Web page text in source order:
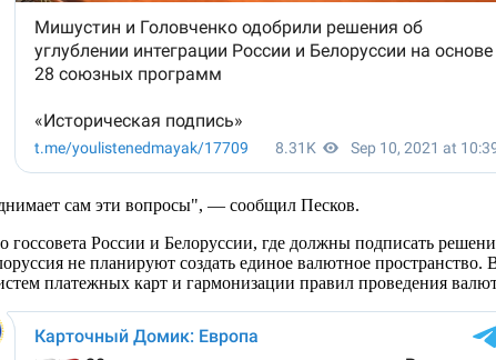
сам эти вопросы", — сообщил Песков.
России и Белоруссии, где должны подписать
не планируют создать единое валютное
платежных карт и гармонизации правил проведения